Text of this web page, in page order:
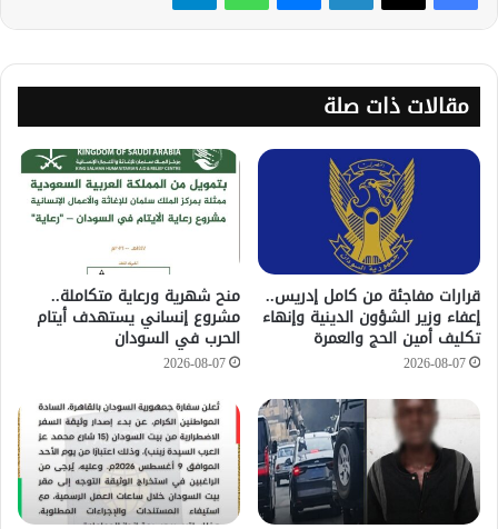
مقالات ذات صلة
قرارات مفاجئة من كامل إدريس..
إعفاء وزير الشؤون الدينية وإنهاء
تكليف أمين الحج والعمرة
2026-08-07
منح شهرية ورعاية متكاملة..
مشروع إنساني يستهدف أيتام
الحرب في السودان
2026-08-07